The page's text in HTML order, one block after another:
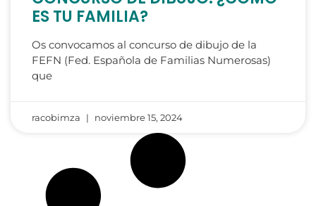
ES TU FAMILIA?
Os convocamos al concurso de dibujo de la
FEFN (Fed. Española de Familias Numerosas)
que
racobimza noviembre 15, 2024